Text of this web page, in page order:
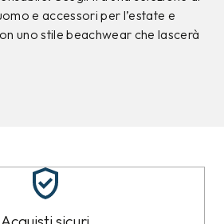
e accessori per l’estate e
uno stile beachwear che lascerà